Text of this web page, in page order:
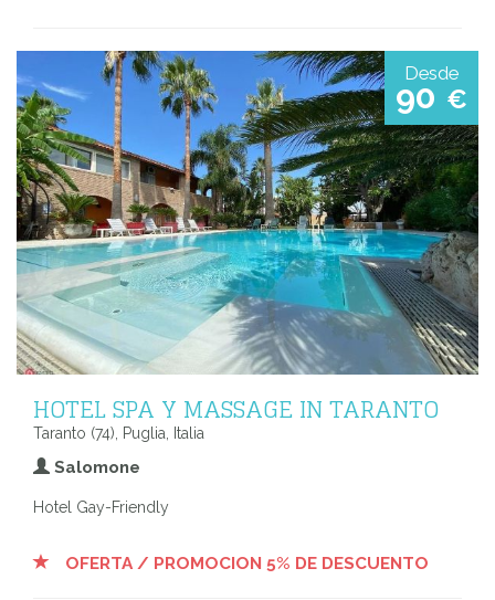
Desde
90 €
HOTEL SPA Y MASSAGE IN TARANTO
Taranto (74), Puglia, Italia
Salomone
Hotel Gay-Friendly
OFERTA / PROMOCION 5% DE DESCUENTO